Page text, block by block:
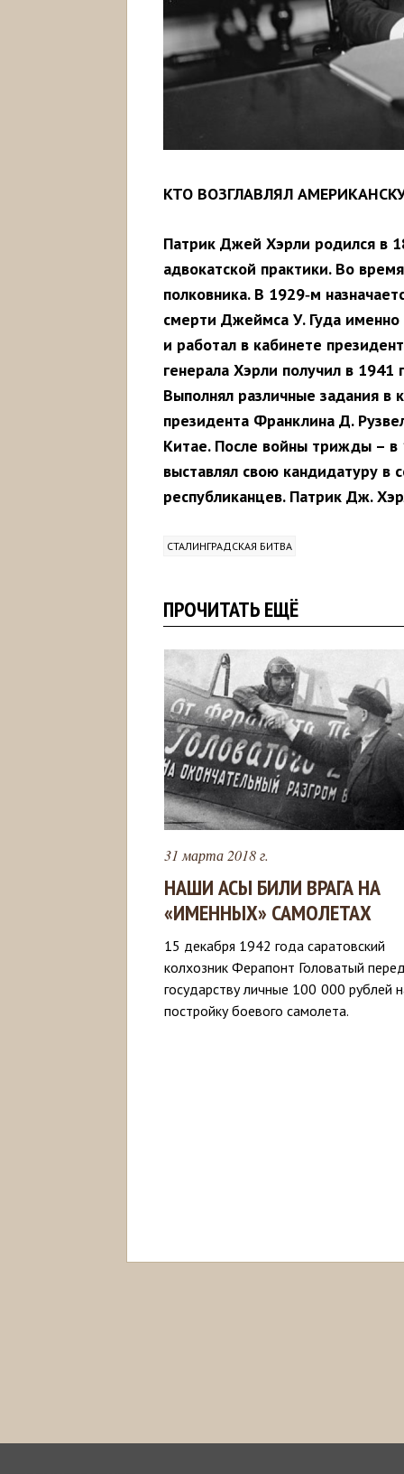
КТО ВОЗГЛАВЛЯЛ
Патрик Джей Хэрли родился в
адвокатской практики. Во
полковника. В 1929‑м
смерти Джеймса У.Гуда именно
и работал в кабинете
генерала Хэрли получил в 1941
Выполнял различные задания в
президента Франклина Д.
Китае. После войны трижды – в
выставлял свою кандидатуру в
республиканцев. Патрик Дж.
СТАЛИНГРАДСКАЯ БИТВА
ПРОЧИТАТЬ ЕЩЁ
31 марта 2018 г.
НАШИ АСЫ БИЛИ ВРАГА НА
«ИМЕННЫХ» САМОЛЕТАХ
15 декабря 1942 года саратовский
колхозник Ферапонт Головатый
государству личные 100 000 рублей
постройку боевого самолета.